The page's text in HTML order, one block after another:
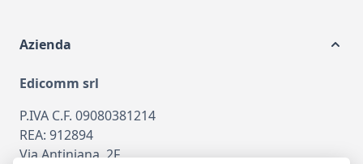
Azienda
Edicomm srl
P.IVA C.F. 09080381214
REA: 912894
Via Antiniana, 2F